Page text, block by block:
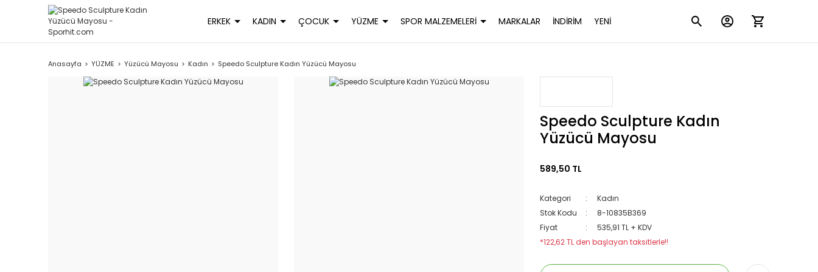
ERKEK KADIN ÇOCUK YÜZME SPOR MALZEMELERİ MARKALAR İNDİRİM YENİ
Anasayfa YÜZME Yüzücü Mayosu Kadın Speedo Sculpture Kadın Yüzücü Mayosu
Speedo Sculpture Kadın
Yüzücü Mayosu
589,50 TL
Kategori
Kadın
Stok Kodu
8-10835B369
Fiyat
535,91 TL + KDV
*122,62 TL den başlayan taksitlerle!!